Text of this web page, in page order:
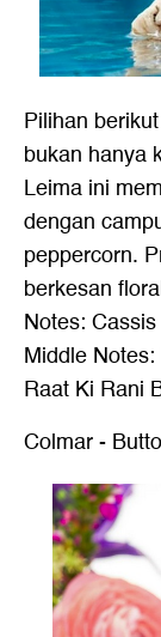
Pilihan
bukan hanya
Leima ini
dengan
peppercorn.
berkesan
Notes:
Middle
Raat Ki Rani
Colmar -